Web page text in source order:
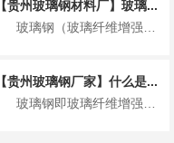
【贵州玻璃钢材料厂】玻璃...
玻璃钢（玻璃纤维增强塑料）是以合成树脂为基体、玻璃纤维为增强材料制成的复合材料...
【贵州玻璃钢厂家】什么是...
玻璃钢即玻璃纤维增强塑料（FRP），是以玻璃纤维 / 其制品为增强材料、合成树...